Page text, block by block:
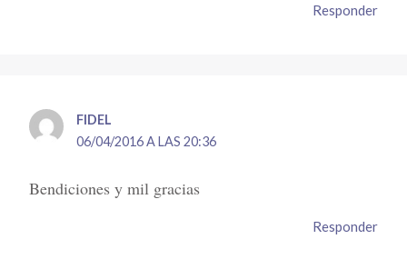
Responder
FIDEL
06/04/2016 A LAS 20:36
Bendiciones y mil gracias
Responder